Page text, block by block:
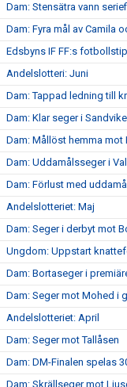
Dam: Stensätra vann
Dam: Fyra mål av Camila
Edsbyns IF FF:s
Andelslotteri: Juni
Dam: Tappad ledning till
Dam: Klar seger i
Dam: Mållöst hemma mot
Dam: Uddamålsseger i
Dam: Förlust med
Andelslotteriet: Maj
Dam: Seger i derbyt mot
Ungdom: Uppstart
Dam: Bortaseger i
Dam: Seger mot Mohed i
Andelslotteriet: April
Dam: Seger mot Tallåsen
Dam: DM-Finalen spelas
Dam: Skrällseger mot